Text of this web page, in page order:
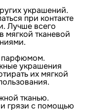
украшений.
при контакте
Лучше всего
мягкой тканевой
парфюмом.
украшения
их мягкой
тканью.
грязи с помощью